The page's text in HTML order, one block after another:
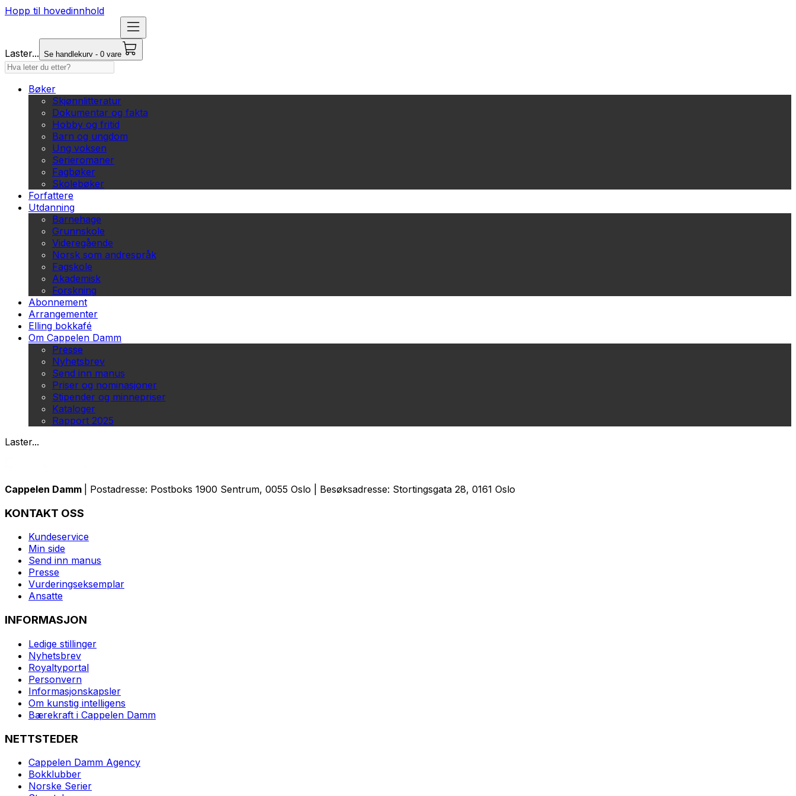
Hopp til hovedinnhold
Laster... Se handlekurv - 0 vare
Bøker
Skjønnlitteratur
Dokumentar og fakta
Hobby og fritid
Barn og ungdom
Ung voksen
Serieromaner
Fagbøker
Skolebøker
Forfattere
Utdanning
Barnehage
Grunnskole
Videregående
Norsk som andrespråk
Fagskole
Akademisk
Forskning
Abonnement
Arrangementer
Elling bokkafé
Om Cappelen Damm
Presse
Nyhetsbrev
Send inn manus
Priser og nominasjoner
Stipender og minnepriser
Kataloger
Rapport 2025
Laster...
Cappelen Damm | Postadresse: Postboks 1900 Sentrum, 0055 Oslo | Besøksadresse: Stortingsgata 28, 0161 Oslo
KONTAKT OSS
Kundeservice
Min side
Send inn manus
Presse
Vurderingseksemplar
Ansatte
INFORMASJON
Ledige stillinger
Nyhetsbrev
Royaltyportal
Personvern
Informasjonskapsler
Om kunstig intelligens
Bærekraft i Cappelen Damm
NETTSTEDER
Cappelen Damm Agency
Bokklubber
Norske Serier